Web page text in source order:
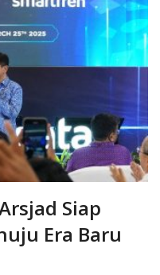
Siap
Era Baru